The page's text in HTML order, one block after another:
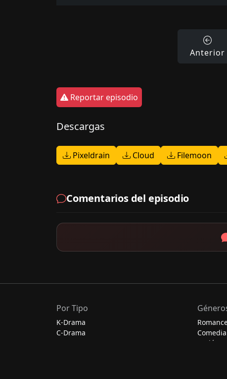
Anterior
Reportar episodio
Descargas
Pixeldrain Cloud Filemoon
Comentarios del episodio
Por Tipo
K-Drama
C-Drama
Comedia
Acción